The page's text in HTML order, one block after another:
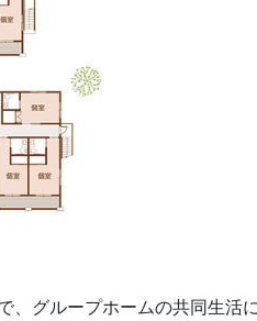
グループホームの共同生活